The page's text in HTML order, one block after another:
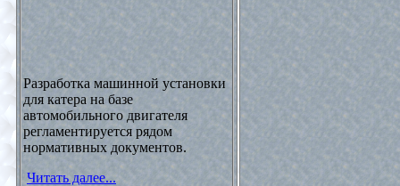
Разработка машинной установки
для катера на базе
автомобильного двигателя
регламентируется рядом
нормативных документов.
Читать далее...